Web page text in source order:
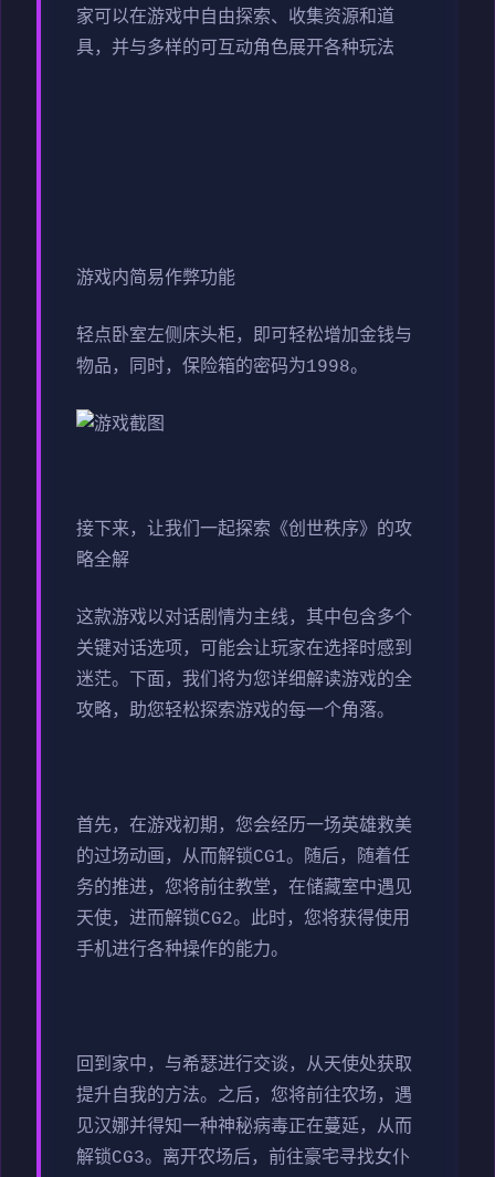
家可以在游戏中自由探索、收集资源和道
具，并与多样的可互动角色展开各种玩法
游戏内简易作弊功能
轻点卧室左侧床头柜，即可轻松增加金钱与
物品，同时，保险箱的密码为1998。
接下来，让我们一起探索《创世秩序》的攻
略全解
这款游戏以对话剧情为主线，其中包含多个
关键对话选项，可能会让玩家在选择时感到
迷茫。下面，我们将为您详细解读游戏的全
攻略，助您轻松探索游戏的每一个角落。
首先，在游戏初期，您会经历一场英雄救美
的过场动画，从而解锁CG1。随后，随着任
务的推进，您将前往教堂，在储藏室中遇见
天使，进而解锁CG2。此时，您将获得使用
手机进行各种操作的能力。
回到家中，与希瑟进行交谈，从天使处获取
提升自我的方法。之后，您将前往农场，遇
见汉娜并得知一种神秘病毒正在蔓延，从而
解锁CG3。离开农场后，前往豪宅寻找女仆